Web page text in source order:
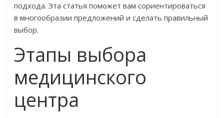
подхода. Эта статья поможет вам сориентироваться
в многообразии предложений и сделать правильный
выбор.
Этапы выбора
медицинского
центра